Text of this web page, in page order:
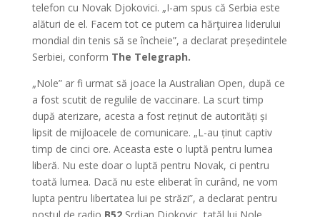
telefon cu Novak Djokovici. „I-am spus că Serbia este
alături de el. Facem tot ce putem ca hărţuirea liderului
mondial din tenis să se încheie”, a declarat președintele
Serbiei, conform The Telegraph.
„Nole” ar fi urmat să joace la Australian Open, după ce
a fost scutit de regulile de vaccinare. La scurt timp
după aterizare, acesta a fost reținut de autorități și
lipsit de mijloacele de comunicare. „L-au ținut captiv
timp de cinci ore. Aceasta este o luptă pentru lumea
liberă. Nu este doar o luptă pentru Novak, ci pentru
toată lumea. Dacă nu este eliberat în curând, ne vom
lupta pentru libertatea lui pe străzi”, a declarat pentru